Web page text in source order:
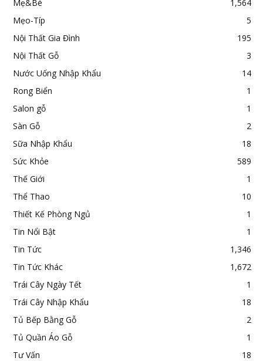
Mẹ&Bé
1,564
Mẹo-Típ
5
Nội Thất Gia Đình
195
Nội Thất Gỗ
3
Nước Uống Nhập Khẩu
14
Rong Biển
1
Salon gỗ
1
Sàn Gỗ
2
Sữa Nhập Khẩu
18
Sức Khỏe
589
Thế Giới
1
Thể Thao
10
Thiết Kế Phòng Ngủ
1
Tin Nổi Bật
1
Tin Tức
1,346
Tin Tức Khác
1,672
Trái Cây Ngày Tết
1
Trái Cây Nhập Khẩu
18
Tủ Bếp Bằng Gỗ
2
Tủ Quần Áo Gỗ
1
Tư Vấn
18